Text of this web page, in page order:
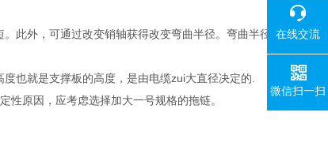
此外，可通过改变销轴获得改变弯曲半径。弯曲半径
也就是支撑板的高度，是由电缆zui大直径决定的.
原因，应考虑选择加大一号规格的拖链。
在线交流
微信扫一扫